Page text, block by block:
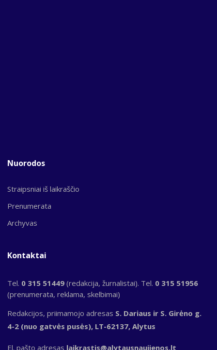
Nuorodos
Straipsniai iš laikraščio
Prenumerata
Archyvas
Kontaktai
Tel. 0 315 51449 (redakcija, žurnalistai). Tel. 0 315 51956
(prenumerata, reklama, skelbimai)
Redakcijos, priimamojo adresas S. Dariaus ir S. Girėno g.
4-2 (nuo gatvės pusės), LT-62137, Alytus
El. pašto adresas laikrastis@alytausnaujienos.lt